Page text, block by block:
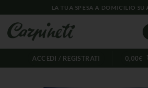
LA TUA SPESA A DOMICILIO SU
ACCEDI / REGISTRATI 0,00€